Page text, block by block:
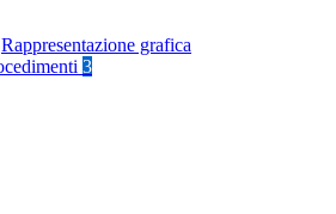
Rappresentazione grafica
3